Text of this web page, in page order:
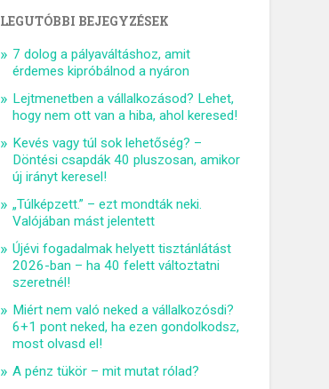
LEGUTÓBBI BEJEGYZÉSEK
7 dolog a pályaváltáshoz, amit
érdemes kipróbálnod a nyáron
Lejtmenetben a vállalkozásod? Lehet,
hogy nem ott van a hiba, ahol keresed!
Kevés vagy túl sok lehetőség? –
Döntési csapdák 40 pluszosan, amikor
új irányt keresel!
„Túlképzett.” – ezt mondták neki.
Valójában mást jelentett
Újévi fogadalmak helyett tisztánlátást
2026-ban – ha 40 felett változtatni
szeretnél!
Miért nem való neked a vállalkozósdi?
6+1 pont neked, ha ezen gondolkodsz,
most olvasd el!
A pénz tükör – mit mutat rólad?